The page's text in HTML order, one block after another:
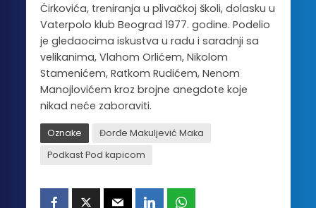
Ćirkovića, treniranja u plivačkoj školi, dolasku u
Vaterpolo klub Beograd 1977. godine. Podelio
je gledaocima iskustva u radu i saradnji sa
velikanima, Vlahom Orlićem, Nikolom
Stamenićem, Ratkom Rudićem, Nenom
Manojlovićem kroz brojne anegdote koje
nikad neće zaboraviti.
Oznake
Đorđe Makuljević Maka
Podkast Pod kapicom